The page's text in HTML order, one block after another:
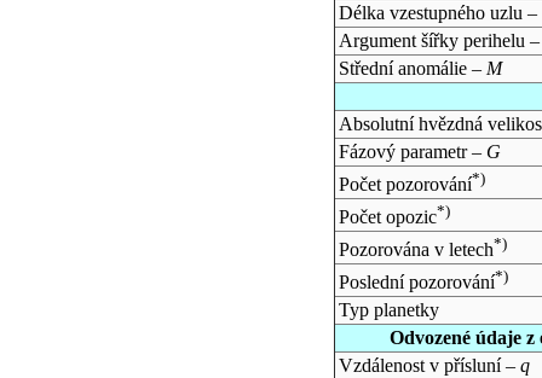
Délka vzestupného uzlu –
Argument šířky perihelu
Střední anomálie – M
Absolutní hvězdná
Fázový parametr – G
Počet pozorování*)
Počet opozic*)
Pozorována v letech*)
Poslední pozorování*)
Typ planetky
Odvozené údaje
Vzdálenost v přísluní – q